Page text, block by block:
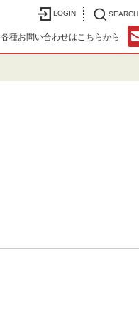
LOGIN SEARCH
各種お問い合わせはこちらから